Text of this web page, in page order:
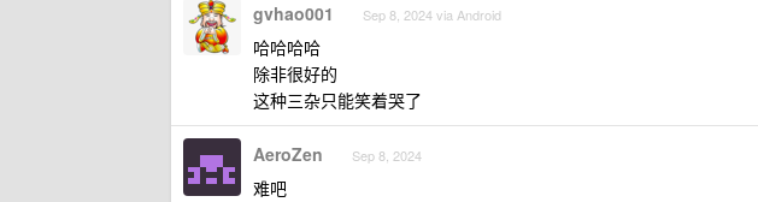
gvhao001 Sep 8, 2024 via Android
哈哈哈哈
除非很好的
这种三杂只能笑着哭了
AeroZen Sep 8, 2024
难吧